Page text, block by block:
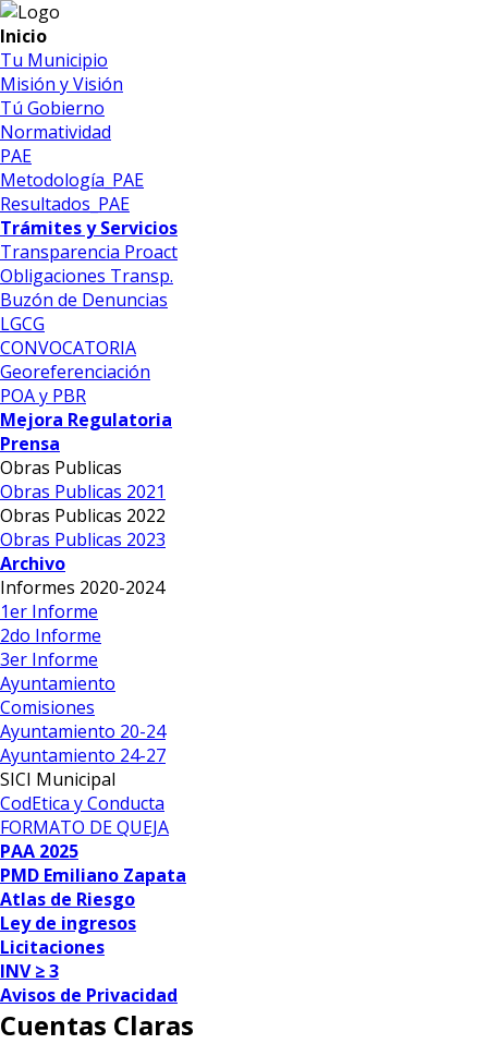
Inicio
Tu Municipio
Misión y Visión
Tú Gobierno
Normatividad
PAE
Metodología_PAE
Resultados_PAE
Trámites y Servicios
Transparencia Proact
Obligaciones Transp.
Buzón de Denuncias
LGCG
CONVOCATORIA
Georeferenciación
POA y PBR
Mejora Regulatoria
Prensa
Obras Publicas
Obras Publicas 2021
Obras Publicas 2022
Obras Publicas 2023
Archivo
Informes 2020-2024
1er Informe
2do Informe
3er Informe
Ayuntamiento
Comisiones
Ayuntamiento 20-24
Ayuntamiento 24-27
SICI Municipal
CodEtica y Conducta
FORMATO DE QUEJA
PAA 2025
PMD Emiliano Zapata
Atlas de Riesgo
Ley de ingresos
Licitaciones
INV ≥ 3
Avisos de Privacidad
Cuentas Claras